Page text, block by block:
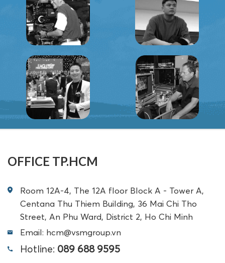
OFFICE TP.HCM
Room 12A-4, The 12A floor Block A - Tower A,
Centana Thu Thiem Building, 36 Mai Chi Tho
Street, An Phu Ward, District 2, Ho Chi Minh
Email: hcm@vsmgroup.vn
Hotline: 089 688 9595